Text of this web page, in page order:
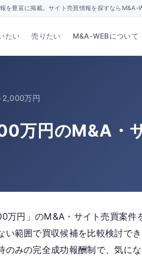
を豊富に掲載。サイト売買情報を探すならM&A-
たい 売りたい M&A-WEBについて
2,000万円
万円のM&A・
万円」のM&A・サイト売買案件
い範囲で買収候補を比較検討で
みの完全成功報酬制で、気に